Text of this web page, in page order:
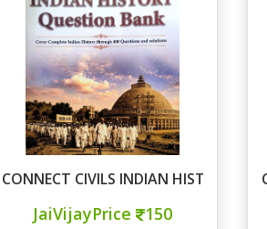
CONNECT CIVILS INDIAN HISTORY
JaiVijayPrice 150